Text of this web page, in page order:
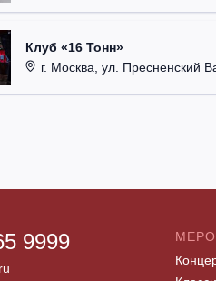
Клуб «16 Тонн»
г. Москва, ул. Пресненский
9999